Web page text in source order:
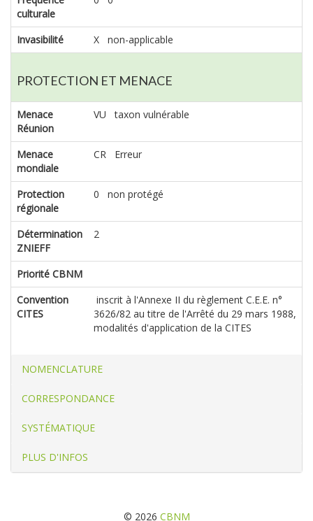
culturale
Invasibilité X non-applicable
PROTECTION ET MENACE
Menace
Réunion
VU taxon vulnérable
Menace
mondiale
CR Erreur
Protection
régionale
0 non protégé
Détermination
ZNIEFF
2
Priorité CBNM
Convention
CITES
inscrit à l'Annexe II du règlement C.E.E. n°
3626/82 au titre de l'Arrêté du 29 mars 1988,
modalités d'application de la CITES
NOMENCLATURE
CORRESPONDANCE
SYSTÉMATIQUE
PLUS D'INFOS
© 2026 CBNM